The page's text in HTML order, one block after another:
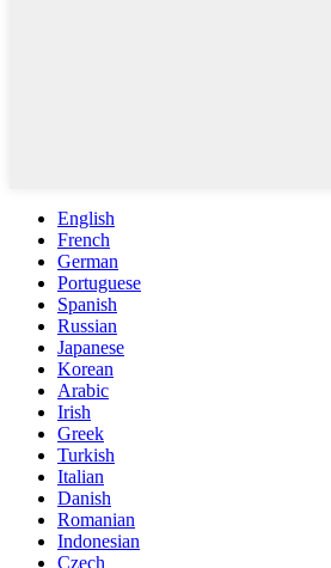
English
French
German
Portuguese
Spanish
Russian
Japanese
Korean
Arabic
Irish
Greek
Turkish
Italian
Danish
Romanian
Indonesian
Czech